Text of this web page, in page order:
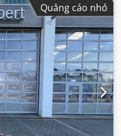
Quảng cáo nhỏ